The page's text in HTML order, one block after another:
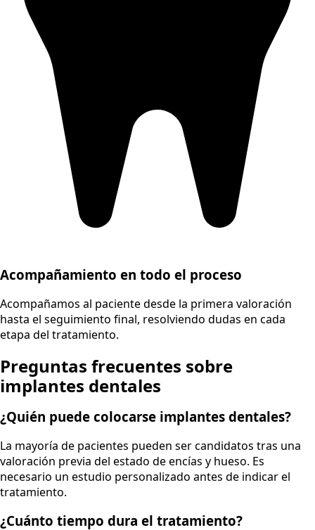
Acompañamiento en todo el proceso
Acompañamos al paciente desde la primera valoración
hasta el seguimiento final, resolviendo dudas en cada
etapa del tratamiento.
Preguntas frecuentes sobre
implantes dentales
¿Quién puede colocarse implantes dentales?
La mayoría de pacientes pueden ser candidatos tras una
valoración previa del estado de encías y hueso. Es
necesario un estudio personalizado antes de indicar el
tratamiento.
¿Cuánto tiempo dura el tratamiento?